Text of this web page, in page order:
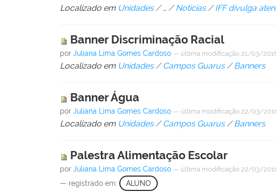
Localizado em Unidades /… /Notícias /IFF divulga
Banner Discriminação Racial
porJuliana Lima Gomes Cardoso — última modificação 21/03/
Localizado em Unidades / Campos Guarus /Banners
Banner Água
porJuliana Lima Gomes Cardoso — última modificação 22/03/
Localizado em Unidades / Campos Guarus /Banners
Palestra Alimentação Escolar
porJuliana Lima Gomes Cardoso — última modificação 22/03/
— registrado em: ALUNO